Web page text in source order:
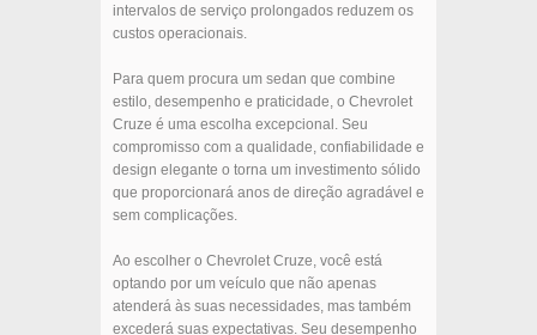
intervalos de serviço prolongados reduzem os
custos operacionais.
Para quem procura um sedan que combine
estilo, desempenho e praticidade, o Chevrolet
Cruze é uma escolha excepcional. Seu
compromisso com a qualidade, confiabilidade e
design elegante o torna um investimento sólido
que proporcionará anos de direção agradável e
sem complicações.
Ao escolher o Chevrolet Cruze, você está
optando por um veículo que não apenas
atenderá às suas necessidades, mas também
excederá suas expectativas. Seu desempenho